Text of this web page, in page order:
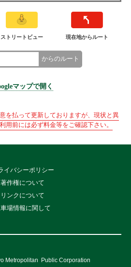
ストリートビュー 現在地からルート
からのルート
マップで開く
を払って更新しておりますが、現状と異
用前には必ず料金等をご確認下さい。
イバシーポリシー
著作権について
リンクについて
場情報に関して
Metropolitan Public Corporation